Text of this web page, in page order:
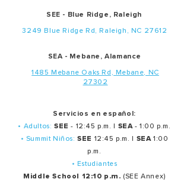
SEE - Blue Ridge, Raleigh
3249 Blue Ridge Rd, Raleigh, NC 27612
SEA - Mebane, Alamance
1485 Mebane Oaks Rd, Mebane, NC
27302
Servicios en español:
• Adultos:SEE - 12:45 p.m. | SEA- 1:00 p.m.
• Summit Niños:SEE 12:45 p.m. | SEA1:00
p.m.
• Estudiantes
Middle School 12:10 p.m. (SEE Annex)